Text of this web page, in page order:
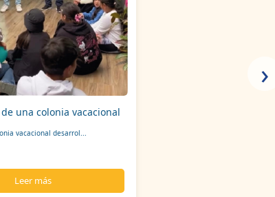
una colonia vacacional
vacacional desarrol...
Leer más
›